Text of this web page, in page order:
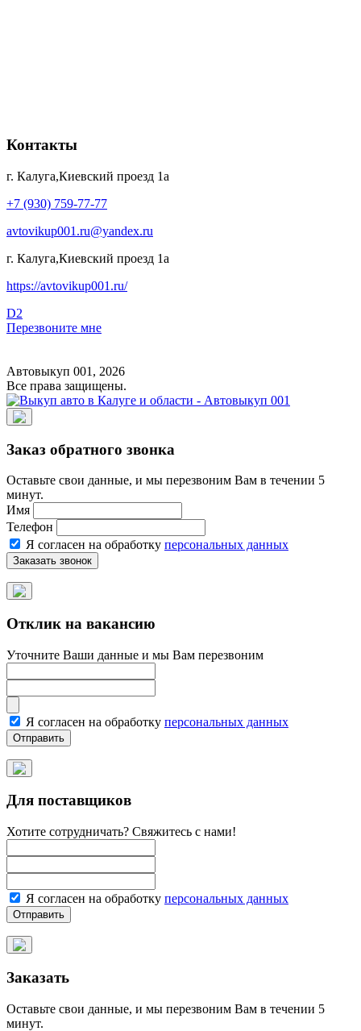
Контакты
г. Калуга,Киевский проезд 1а
+7 (930) 759-77-77
avtovikup001.ru@yandex.ru
г. Калуга,Киевский проезд 1а
https://avtovikup001.ru/
D2
Перезвоните мне
Автовыкуп 001, 2026
Все права защищены.
Заказ обратного звонка
Оставьте свои данные, и мы перезвоним Вам в течении 5
минут.
Имя
Телефон
Я согласен на обработку персональных данных
Отклик на вакансию
Уточните Ваши данные и мы Вам перезвоним
Я согласен на обработку персональных данных
Для поставщиков
Хотите сотрудничать? Свяжитесь с нами!
Я согласен на обработку персональных данных
Заказать
Оставьте свои данные, и мы перезвоним Вам в течении 5
минут.